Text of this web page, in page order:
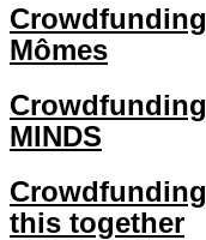
Mômes
MINDS
this together